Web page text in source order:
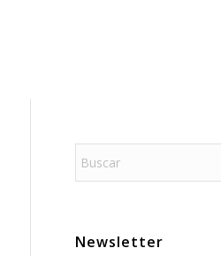
Newsletter